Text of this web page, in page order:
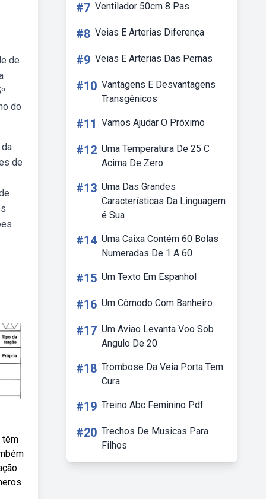
de
do
de
têm
#7 Ventilador 50cm 8 Pas
#8 Veias E Arterias Diferença
#9 Veias E Arterias Das Pernas
#10 Vantagens E Desvantagens
Transgênicos
#11 Vamos Ajudar O Próximo
#12 Uma Temperatura De 25 C
Acima De Zero
#13 Uma Das Grandes
Características Da Linguagem
é Sua
#14 Uma Caixa Contém 60 Bolas
Numeradas De 1 A 60
#15 Um Texto Em Espanhol
#16 Um Cômodo Com Banheiro
#17 Um Aviao Levanta Voo Sob
Angulo De 20
#18 Trombose Da Veia Porta Tem
Cura
#19 Treino Abc Feminino Pdf
#20 Trechos De Musicas Para
Filhos